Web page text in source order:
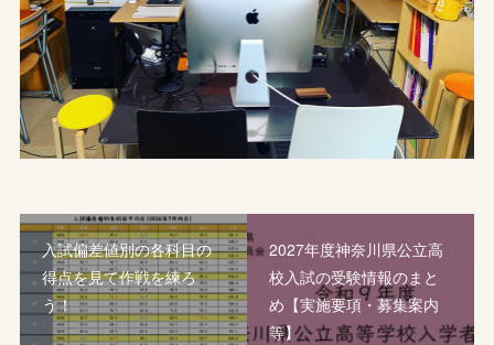
入試偏差値別の各科目の
得点を見て作戦を練ろ
う！
2027年度神奈川県公立高
校入試の受験情報のまと
め【実施要項・募集案内
等】